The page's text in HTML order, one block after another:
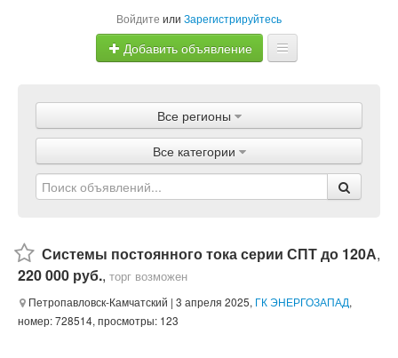
Войдите или Зарегистрируйтесь
Добавить объявление
Объявления
Магазины
Услуги
Все регионы
Все категории
Системы постоянного тока серии СПТ до 120А,
220 000 руб., торг возможен
Петропавловск-Камчатский | 3 апреля 2025, ГК ЭНЕРГОЗАПАД,
номер: 728514, просмотры: 123